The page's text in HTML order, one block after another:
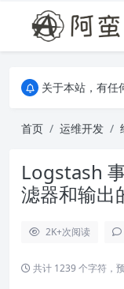
关于本站，有任
关于本站，有任
首页
运维开发
Logstash
滤器和输出
2K+次阅读
共计 1239 个字符，